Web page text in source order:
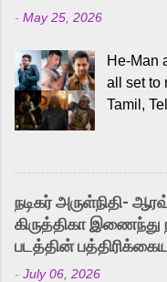
- May 25, 2026
He-Man
all set to
Tamil,
and
into the
released
strong
Adding
நடிகர் அருள்நிதி-
கிருத்திகா இணைந்து
படத்தின்
- July 06, 2026